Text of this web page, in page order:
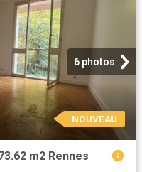
6 photos
NOUVEAU
m2 Rennes